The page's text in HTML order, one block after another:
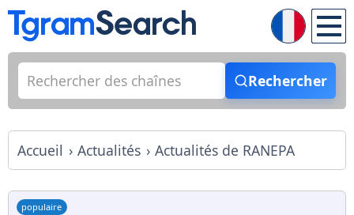
Rechercher
Accueil Actualités Actualités de RANEPA
populaire